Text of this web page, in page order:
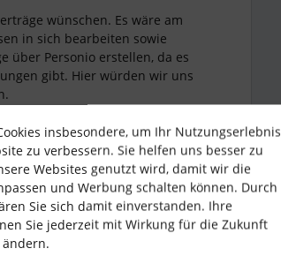
wünschen. Es wäre am
in sich bearbeiten sowie
über Personio erstellen, da es
gibt. Hier würden wir uns
Das benötigt man im
Do unterbrochen wird und man
insbesondere, um Ihr Nutzungserlebnis
zu verbessern. Sie helfen uns besser zu
Websites genutzt wird, damit wir die
und Werbung schalten können. Durch
Sie sich damit einverstanden. Ihre
Sie jederzeit mit Wirkung für die Zukunft